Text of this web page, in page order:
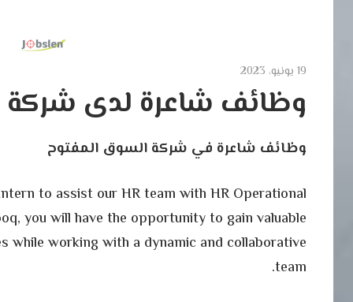
19 يونيو، 2023
وظائف شاعرة لدى شركة
وظائف شاعرة في شركة السوق المفتوح
to assist our HR team with HR Operational
you will have the opportunity to gain valuable
while working with a dynamic and collaborative
team.